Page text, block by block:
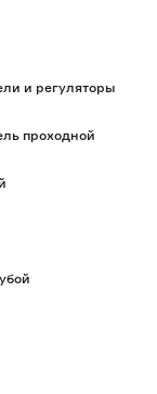
Дизайн).
и регуляторы
проходной